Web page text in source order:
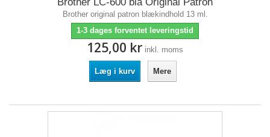
Brother original patron blækindhold 13 ml.
1-3 dages forventet leveringstid
125,00 kr inkl. moms
Læg i kurv Mere